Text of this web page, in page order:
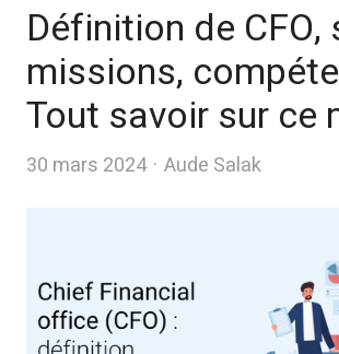
Définition de CFO,
missions,
Tout savoir sur ce
30 mars 2024 Author
Aude Salak